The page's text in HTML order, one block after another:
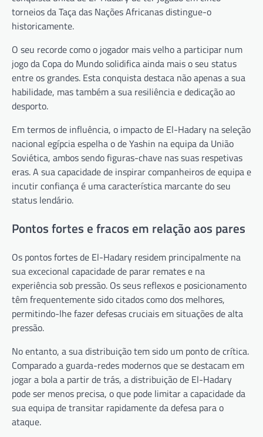
torneios da Taça das Nações Africanas distingue-o
historicamente.
O seu recorde como o jogador mais velho a participar num
jogo da Copa do Mundo solidifica ainda mais o seu status
entre os grandes. Esta conquista destaca não apenas a sua
habilidade, mas também a sua resiliência e dedicação ao
desporto.
Em termos de influência, o impacto de El-Hadary na seleção
nacional egípcia espelha o de Yashin na equipa da União
Soviética, ambos sendo figuras-chave nas suas respetivas
eras. A sua capacidade de inspirar companheiros de equipa e
incutir confiança é uma característica marcante do seu
status lendário.
Pontos fortes e fracos em relação aos pares
Os pontos fortes de El-Hadary residem principalmente na
sua excecional capacidade de parar remates e na
experiência sob pressão. Os seus reflexos e posicionamento
têm frequentemente sido citados como dos melhores,
permitindo-lhe fazer defesas cruciais em situações de alta
pressão.
No entanto, a sua distribuição tem sido um ponto de crítica.
Comparado a guarda-redes modernos que se destacam em
jogar a bola a partir de trás, a distribuição de El-Hadary
pode ser menos precisa, o que pode limitar a capacidade da
sua equipa de transitar rapidamente da defesa para o
ataque.